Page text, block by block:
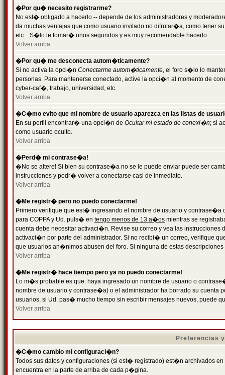
�Por qu� necesito registrarme?
No est� obligado a hacerlo -- depende de los administradores y
da muchas ventajas que como usuario invitado no difrutar�a, como tener
etc... S�lo le tomar� unos segundos y es muy recomendable hacerlo.
Volver arriba
�Por qu� me desconecta autom�ticamente?
Si no activa la opci�n Conectarme autom�ticamente, el foro s�lo lo
personas. Para mantenerse conectado, active la opci�n al momento de
cyber-caf�, trabajo, universidad, etc.
Volver arriba
�C�mo evito que mi nombre de usuario aparezca en las listas de
En su perfil encontrar� una opci�n de Ocultar mi estado de conexi�n; si
como usuario oculto.
Volver arriba
�Perd� mi contrase�a!
�No se altere! Si bien su contrase�a no se le puede enviar puede ser
instrucciones y podr� volver a conectarse casi de inmediato.
Volver arriba
�Me registr� pero no puedo conectarme!
Primero verifique que est� ingresando el nombre de usuario y
para COPPA y Ud. puls� en tengo menos de 13 a�os mientras se
cuenta debe necesitar activaci�n. Revise su correo y vea las
activaci�n por parte del administrador. Si no recibi� un correo, verifique
que usuarios an�nimos abusen del foro. Si ninguna de estas
Volver arriba
�Me registr� hace tiempo pero ya no puedo conectarme!
Lo m�s probable es que: haya ingresado un nombre de usuario o
nombre de usuario y contrase�a) o el administrador ha borrado su
usuarios, si Ud. pas� mucho tiempo sin escribir mensajes nuevos, puede
Volver arriba
Preferencias
�C�mo cambio mi configuraci�n?
Todos sus datos y configuraciones (si est� registrado) est�n archivados
encuentra en la parte de arriba de cada p�gina.